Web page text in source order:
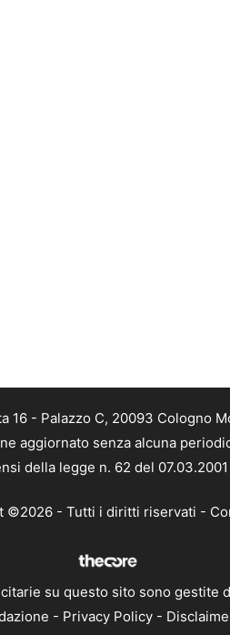
16 - Palazzo C, 20093 Cologno
aggiornato senza alcuna
della legge n. 62 del 07.03.2001
©2026 - Tutti i diritti riservati -
su questo sito sono gestite
- Privacy Policy-